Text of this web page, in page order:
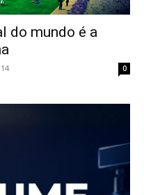
do mundo é a
0